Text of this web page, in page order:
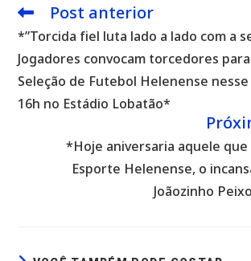
Leia
artigos
Post anterior
*”Torcida fiel luta lado a lado com a
Jogadores convocam torcedores
Seleção de Futebol Helenense
16h no Estádio Lobatão*
*Hoje aniversaria aquele
Esporte Helenense, o
Joãozinho